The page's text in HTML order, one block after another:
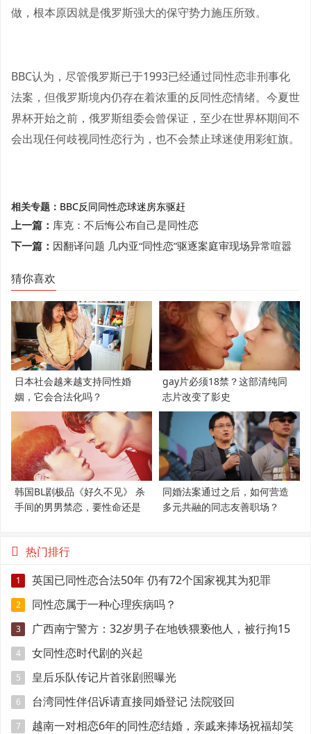
做，根本原因就是俄罗斯强大的保守势力施压所致。
BBC认为，尽管俄罗斯已于1993已经通过同性恋非刑事化
法案，但俄罗斯境内仍存在着浓重的反同性恋情绪。今夏世
界杯开始之前，俄罗斯组委会曾保证，至少在世界杯期间不
会出现任何歧视同性恋行为，也不会禁止球迷使用彩虹旗。
相关专题： BBC反同同性恋球迷房东驱赶
上一篇： 库克：不后悔公布自己是同性恋
下一篇： 因翻译问题 几内亚“同性恋”驱逐案庭审现场异常喧嚣
猜你喜欢
日本社会越来越支持同性婚
姻，它会合法化吗？
gay片必须18禁？这部清纯同
志片改变了影史
韩国BL剧极品《好久不见》 杀
手间的男男禁恋，要性命还是
同婚法案通过之后，如何营造
多元共融的同志友善职场？
热门排行
1 英国已同性恋合法50年 仍有72个国家视其为犯罪
2 同性恋属于一种心理疾病吗？
3
广西南宁警方：32岁男子在地铁猥亵他人，被行拘15
日
4 女同性恋时代剧的兴起
5 皇后乐队传记片首张剧照曝光
6 台湾同性伴侣诉请直接同婚登记 法院驳回
7
越南一对相恋6年的同性恋结婚，亲戚来捧场祝福却笑